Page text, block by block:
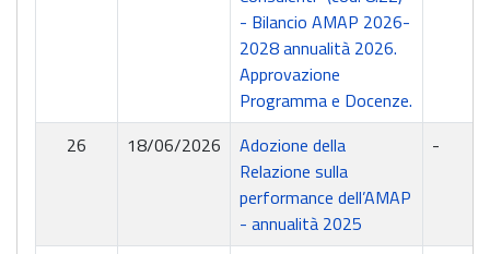
- Bilancio AMAP 2026-
2028 annualità 2026.
Approvazione
Programma e Docenze.
26 18/06/2026
Adozione della
Relazione sulla
performance dell’AMAP
- annualità 2025
-